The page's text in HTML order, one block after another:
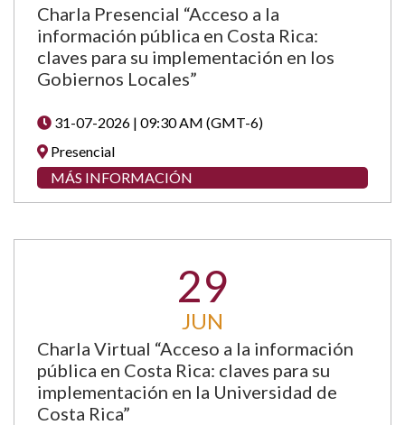
Charla Presencial “Acceso a la
información pública en Costa Rica:
claves para su implementación en los
Gobiernos Locales”
31-07-2026 | 09:30 AM (GMT-6)
Presencial
MÁS INFORMACIÓN
29
JUN
Charla Virtual “Acceso a la información
pública en Costa Rica: claves para su
implementación en la Universidad de
Costa Rica”